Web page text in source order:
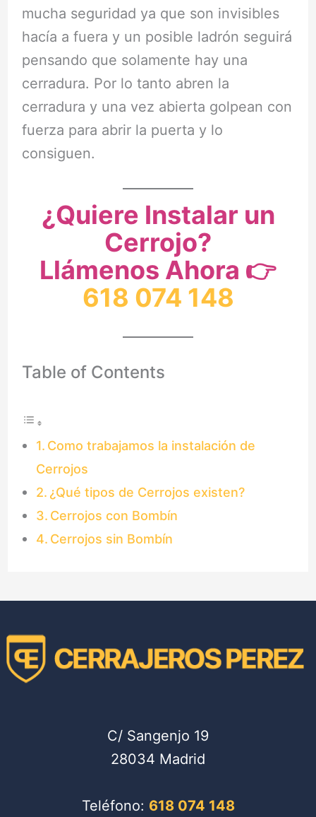
mucha seguridad ya que son invisibles
hacía a fuera y un posible ladrón seguirá
pensando que solamente hay una
cerradura. Por lo tanto abren la
cerradura y una vez abierta golpean con
fuerza para abrir la puerta y lo
consiguen.
¿Quiere Instalar un
Cerrojo?
Llámenos Ahora 👉
618 074 148
Table of Contents
Como trabajamos la instalación de
Cerrojos
¿Qué tipos de Cerrojos existen?
Cerrojos con Bombín
Cerrojos sin Bombín
C/ Sangenjo 19
28034 Madrid
Teléfono: 618 074 148